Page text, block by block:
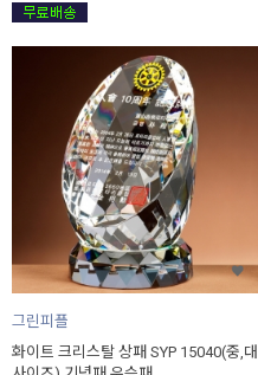
그린피플
화이트 크리스탈 상패 SYP 15040(중,대